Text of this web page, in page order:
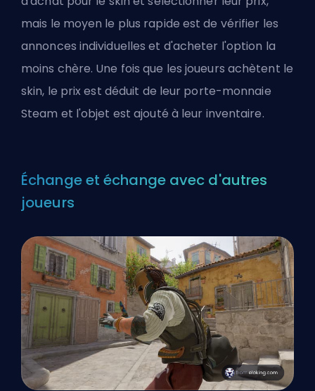
mais le moyen le plus rapide est de vérifier les
annonces individuelles et d'acheter l'option la
moins chère. Une fois que les joueurs achètent le
skin, le prix est déduit de leur porte-monnaie
Steam et l'objet est ajouté à leur inventaire.
Échange et échange avec d'autres
joueurs